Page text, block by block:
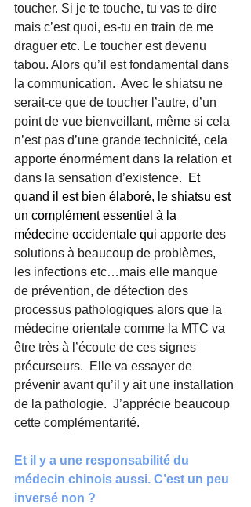
toucher. Si je te touche, tu vas te dire
mais c’est quoi, es-tu en train de me
draguer etc. Le toucher est devenu
tabou. Alors qu’il est fondamental dans
la communication.  Avec le shiatsu ne
serait-ce que de toucher l’autre, d’un
point de vue bienveillant, même si cela
n’est pas d’une grande technicité, cela
apporte énormément dans la relation et
dans la sensation d’existence.
Et
quand il est bien élaboré, le shiatsu est
un complément essentiel à la
médecine occidentale qui apporte des
solutions à beaucoup de problèmes,
les infections etc…mais elle manque
de prévention, de détection des
processus pathologiques alors que la
médecine orientale comme la MTC va
être très à l’écoute de ces signes
précurseurs.  Elle va essayer de
prévenir avant qu’il y ait une installation
de la pathologie.  J’apprécie beaucoup
cette complémentarité.
Et il y a une responsabilité du
médecin chinois aussi. C’est un peu
inversé non ?